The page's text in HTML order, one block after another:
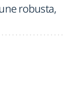
robusta,